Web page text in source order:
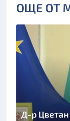
ОЩЕ ОТ
Д-р